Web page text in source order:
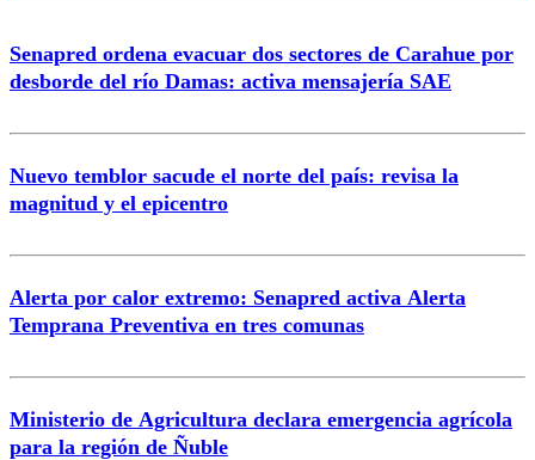
Correo
Senapred ordena evacuar dos sectores de Carahue por
desborde del río Damas: activa mensajería SAE
Nuevo temblor sacude el norte del país: revisa la
magnitud y el epicentro
Alerta por calor extremo: Senapred activa Alerta
Temprana Preventiva en tres comunas
Ministerio de Agricultura declara emergencia agrícola
para la región de Ñuble